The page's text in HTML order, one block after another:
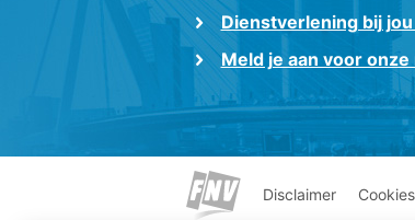
Dienstverlening bij
Meld je aan voor
Disclaimer Cookies